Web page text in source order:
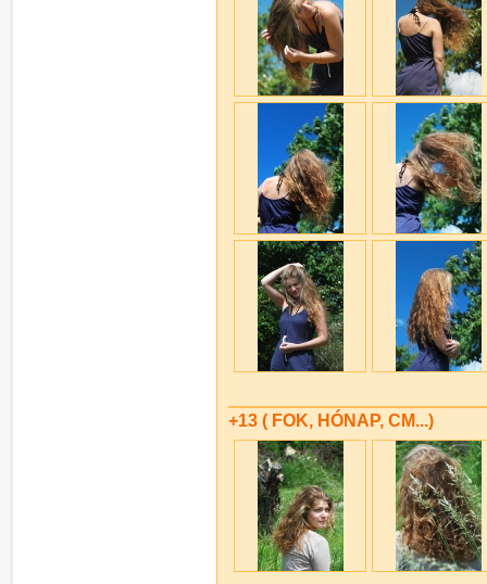
+13 ( FOK, HÓNAP, CM...)